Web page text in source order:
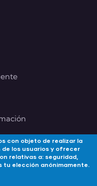
con objeto de realizar la
los usuarios y ofrecer
relativas a: seguridad,
tu elección anónimamente.